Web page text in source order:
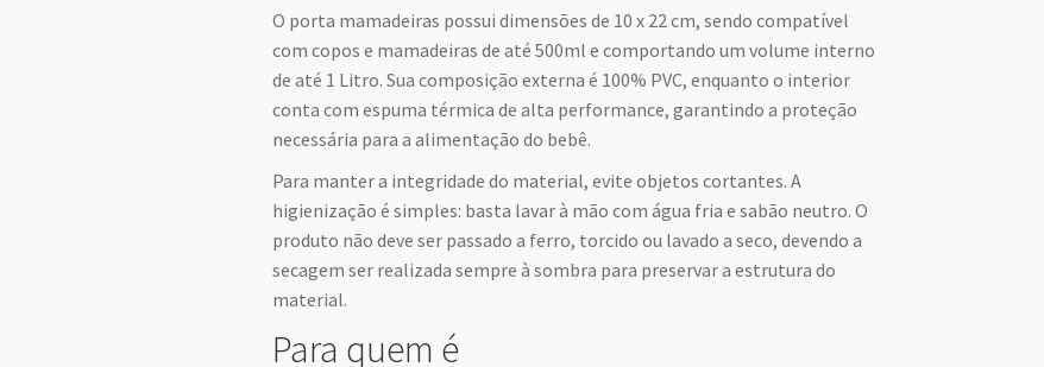
O porta mamadeiras possui dimensões de 10 x 22 cm, sendo compatível
com copos e mamadeiras de até 500ml e comportando um volume interno
de até 1 Litro. Sua composição externa é 100% PVC, enquanto o interior
conta com espuma térmica de alta performance, garantindo a proteção
necessária para a alimentação do bebê.
Para manter a integridade do material, evite objetos cortantes. A
higienização é simples: basta lavar à mão com água fria e sabão neutro. O
produto não deve ser passado a ferro, torcido ou lavado a seco, devendo a
secagem ser realizada sempre à sombra para preservar a estrutura do
material.
Para quem é